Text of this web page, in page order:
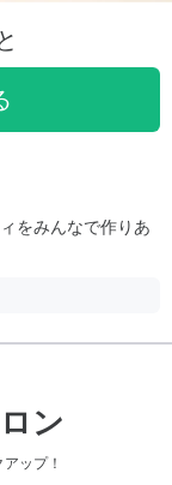
をみんなで作りあ
ン
ップ！